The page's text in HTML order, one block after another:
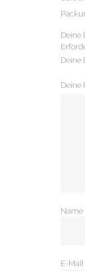
Deine
Deine
Deine
Name
E-Mail